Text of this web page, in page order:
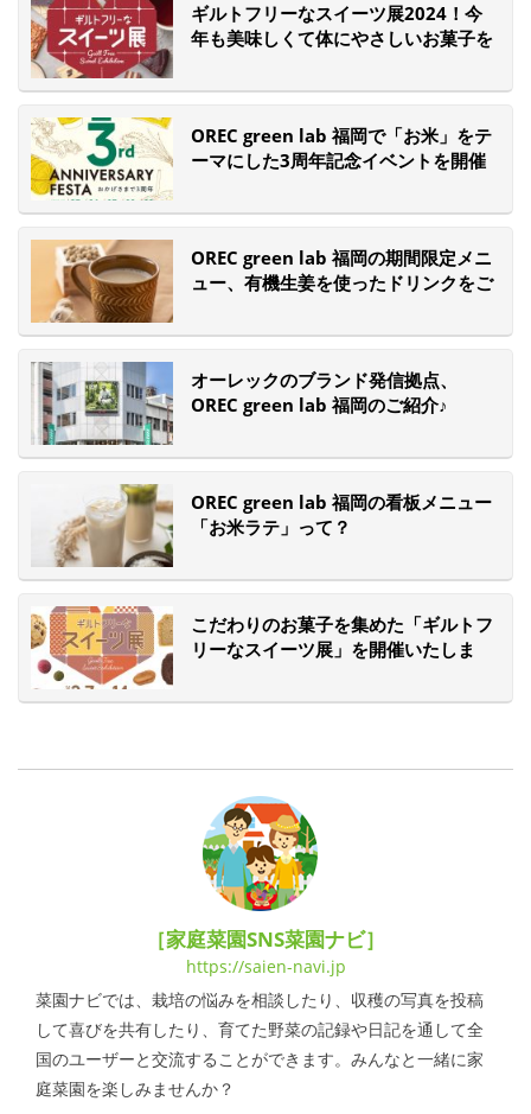
ギルトフリーなスイーツ展2024！今
年も美味しくて体にやさしいお菓子を
OREC green lab 福岡で「お米」をテ
ーマにした3周年記念イベントを開催
OREC green lab 福岡の期間限定メニ
ュー、有機生姜を使ったドリンクをご
オーレックのブランド発信拠点、
OREC green lab 福岡のご紹介♪
OREC green lab 福岡の看板メニュー
「お米ラテ」って？
こだわりのお菓子を集めた「ギルトフ
リーなスイーツ展」を開催いたしま
［家庭菜園SNS菜園ナビ］
https://saien-navi.jp
菜園ナビでは、栽培の悩みを相談したり、収穫の写真を投稿
して喜びを共有したり、育てた野菜の記録や日記を通して全
国のユーザーと交流することができます。みんなと一緒に家
庭菜園を楽しみませんか？